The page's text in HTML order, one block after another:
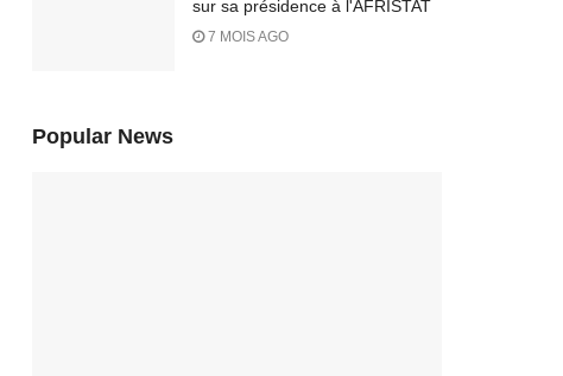
sur sa présidence à l'AFRISTAT
7 MOIS AGO
Popular News